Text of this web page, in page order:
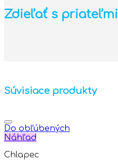
Zdieľať s priateľmi
Súvisiace produkty
Do obľúbených
Náhľad
Chlapec